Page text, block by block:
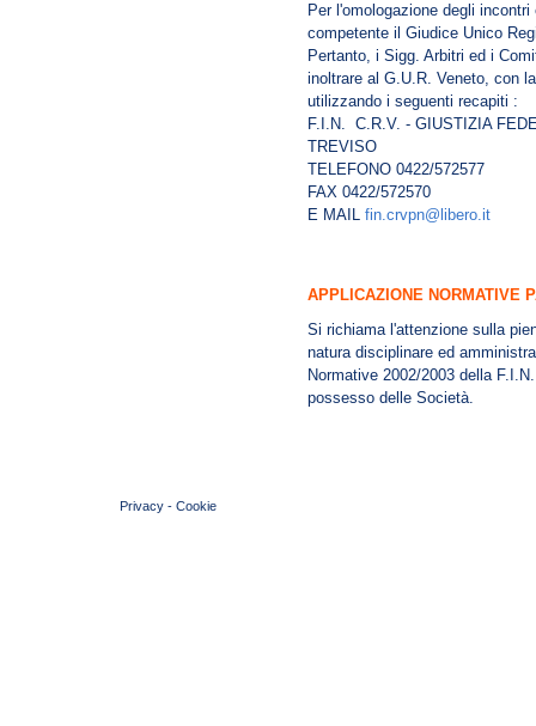
Per l'omologazione degli
competente il Giudice Unico
Pertanto, i Sigg. Arbitri ed i
inoltrare al G.U.R. Veneto, con
utilizzando i seguenti recapiti :
F.I.N. C.R.V. - GIUSTIZIA
TREVISO
TELEFONO 0422/572577
FAX 0422/572570
E MAIL fin.crvpn@libero.it
APPLICAZIONE NORMATIVE
Si richiama l'attenzione sulla
natura disciplinare ed
Normative 2002/2003 della
possesso delle Società.
Privacy - Cookie